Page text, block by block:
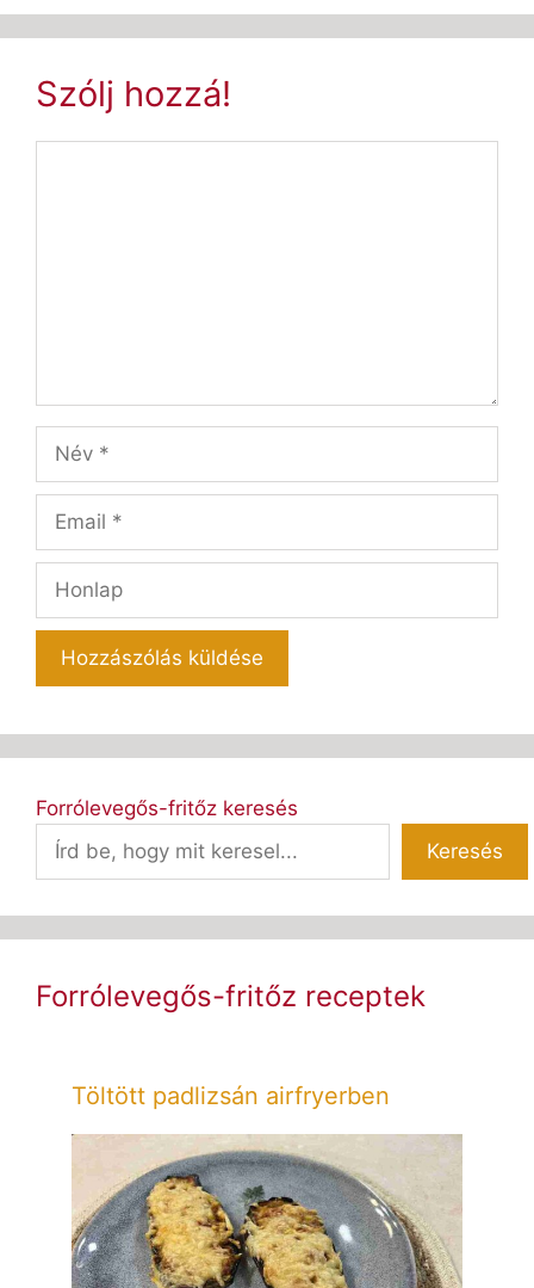
Szólj hozzá!
Forrólevegős-fritőz keresés
Keresés
Forrólevegős-fritőz receptek
Töltött padlizsán airfryerben